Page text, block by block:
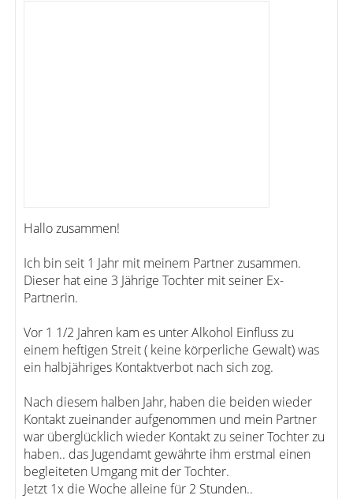
Hallo zusammen!
Ich bin seit 1 Jahr mit meinem Partner zusammen.
Dieser hat eine 3 Jährige Tochter mit seiner Ex-
Partnerin.
Vor 1 1/2 Jahren kam es unter Alkohol Einfluss zu
einem heftigen Streit ( keine körperliche Gewalt) was
ein halbjähriges Kontaktverbot nach sich zog.
Nach diesem halben Jahr, haben die beiden wieder
Kontakt zueinander aufgenommen und mein Partner
war überglücklich wieder Kontakt zu seiner Tochter zu
haben.. das Jugendamt gewährte ihm erstmal einen
begleiteten Umgang mit der Tochter.
Jetzt 1x die Woche alleine für 2 Stunden..